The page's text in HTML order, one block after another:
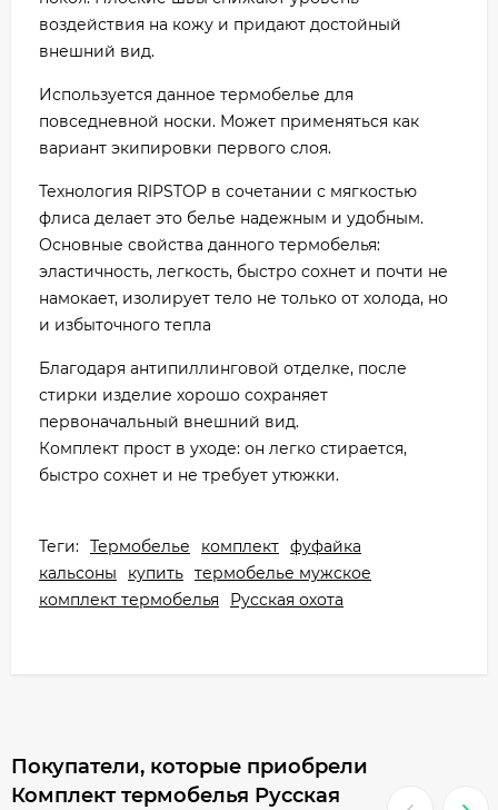
воздействия на кожу и придают достойный
внешний вид.
Используется данное термобелье для
повседневной носки. Может применяться как
вариант экипировки первого слоя.
Технология RIPSTOP в сочетании с мягкостью
флиса делает это белье надежным и удобным.
Основные свойства данного термобелья:
эластичность, легкость, быстро сохнет и почти не
намокает, изолирует тело не только от холода, но
и избыточного тепла
Благодаря антипиллинговой отделке, после
стирки изделие хорошо сохраняет
первоначальный внешний вид.
Комплект прост в уходе: он легко стирается,
быстро сохнет и не требует утюжки.
Теги: Термобелье комплект фуфайка
кальсоны
купить термобелье мужское
комплект термобелья
Русская охота
Покупатели, которые приобрели
Комплект термобелья Русская